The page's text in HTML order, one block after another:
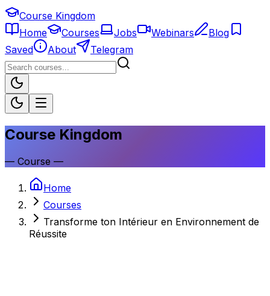
Course Kingdom
Home
Courses Jobs Webinars
Blog
Saved
About Telegram
Course Kingdom
— Course —
Home
Courses
Transforme ton Intérieur en Environnement de
Réussite